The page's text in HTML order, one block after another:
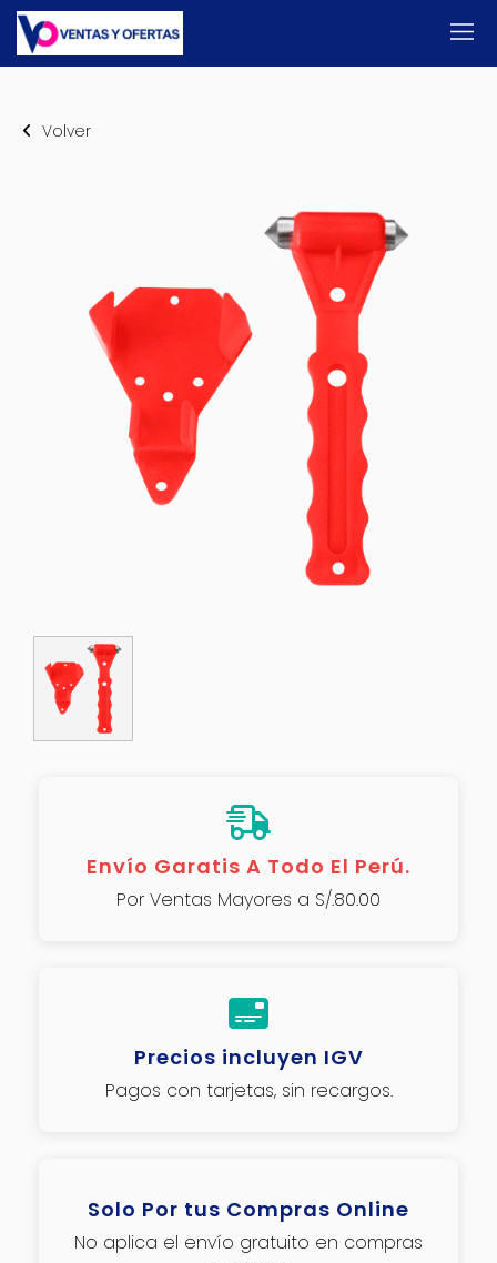
Volver
Envío Garatis A Todo El Perú.
Por Ventas Mayores a S/.80.00
Precios incluyen IGV
Pagos con tarjetas, sin recargos.
Solo Por tus Compras Online
No aplica el envío gratuito en compras